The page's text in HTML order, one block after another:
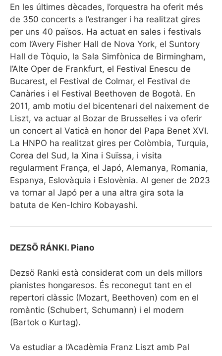
En les últimes dècades, l’orquestra ha oferit més
de 350 concerts a l’estranger i ha realitzat gires
per uns 40 països. Ha actuat en sales i festivals
com l’Avery Fisher Hall de Nova York, el Suntory
Hall de Tòquio, la Sala Simfònica de Birmingham,
l’Alte Oper de Frankfurt, el Festival Enescu de
Bucarest, el Festival de Colmar, el Festival de
Canàries i el Festival Beethoven de Bogotà. En
2011, amb motiu del bicentenari del naixement de
Liszt, va actuar al Bozar de Brussel·les i va oferir
un concert al Vaticà en honor del Papa Benet XVI.
La HNPO ha realitzat gires per Colòmbia, Turquia,
Corea del Sud, la Xina i Suïssa, i visita
regularment França, el Japó, Alemanya, Romania,
Espanya, Eslovàquia i Eslovènia. Al gener de 2023
va tornar al Japó per a una altra gira sota la
batuta de Ken-Ichiro Kobayashi.
DEZSÖ RÁNKI. Piano
Dezsö Ranki està considerat com un dels millors
pianistes hongaresos. És reconegut tant en el
repertori clàssic (Mozart, Beethoven) com en el
romàntic (Schubert, Schumann) i el modern
(Bartok o Kurtag).
Va estudiar a l’Acadèmia Franz Liszt amb Pal